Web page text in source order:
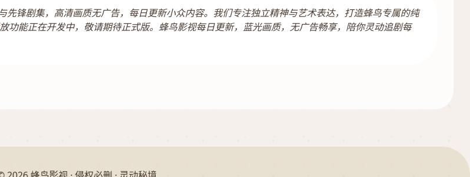
锋剧集，高清画质无广告，每日更新小众内容。我们专注独立精神与艺术表达，打造蜂鸟专属的纯
功能正在开发中，敬请期待正式版。蜂鸟影视每日更新，蓝光画质，无广告畅享，陪你灵动追剧每